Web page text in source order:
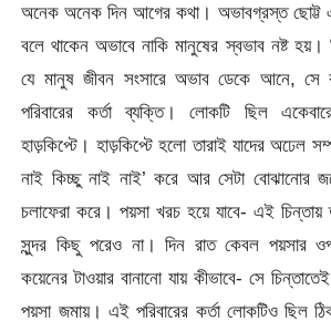
অনেক অনেক দিন আগের কথা। অভাবগ্রস্ত ছোট্ট
বলে থাকেন অভাবে নাকি মানুষের স্বভাব নষ্ট
যে মানুষ জীবন সংসারে অভাব ডেকে আনে, সে
পরিবারের কর্তা ব্যক্তি। লোকটি ছিল
হাড়কিপ্টে। হাড়কিপ্টে হলো তারাই যাদের অঢেল
নাই কিচ্ছু নাই নাই’ করে আর সেটা বোঝানোর
চলাফেরা করে। পয়সা খরচ হয়ে যাবে- এই চিন্তায়
সুন্দর কিছু পরেও না। দিন রাত কেবল পয়সার
কয়েনের টাওয়ার বানানো যায় কীভাবে- সে
পয়সা জমায়। এই পরিবারের কর্তা লোকটিও ছিল